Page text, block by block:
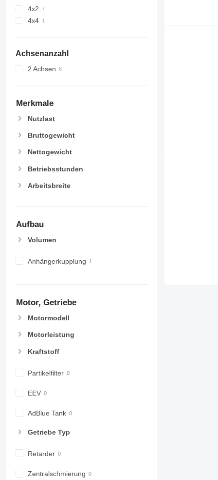
4x2
4x4
Achsenanzahl
2 Achsen
Merkmale
Nutzlast
Bruttogewicht
Nettogewicht
Betriebsstunden
Arbeitsbreite
Aufbau
Volumen
Anhängerkupplung
Motor, Getriebe
Motormodell
Motorleistung
Kraftstoff
Partikelfilter
EEV
AdBlue Tank
Getriebe Typ
Retarder
Zentralschmierung